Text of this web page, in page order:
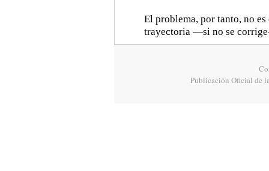
El problema, por tanto, no
trayectoria —si no se
Publicación Oficial de